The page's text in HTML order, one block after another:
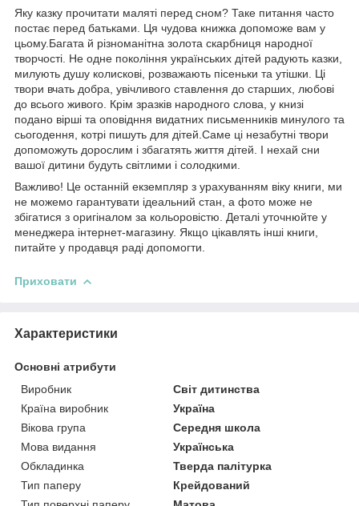
Яку казку прочитати маляті перед сном? Таке питання часто
постає перед батьками. Ця чудова книжка допоможе вам у
цьому.Багата й різноманітна золота скарбниця народної
творчості. Не одне покоління українських дітей радують казки,
милують душу колискові, розважають пісеньки та утішки. Ці
твори вчать добра, увічливого ставлення до старших, любові
до всього живого. Крім зразків народного слова, у книзі
подано вірші та оповідння видатних письменників минулого та
сьогодення, котрі пишуть для дітей.Саме ці незабутні твори
допоможуть дорослим і збагатять життя дітей. І нехай сни
вашої дитини будуть світлими і солодкими.
Важливо! Це останній екземпляр з урахуванням віку книги, ми
не можемо гарантувати ідеальний стан, а фото може не
збігатися з оригіналом за кольоровістю. Деталі уточнюйте у
менеджера інтернет-магазину. Якщо цікавлять інші книги,
питайте у продавця раді допомогти.
Приховати
Характеристики
Основні атрибути
Виробник
Світ дитинства
Країна виробник
Україна
Вікова група
Середня школа
Мова видання
Українська
Обкладинка
Тверда палітурка
Тип паперу
Крейдований